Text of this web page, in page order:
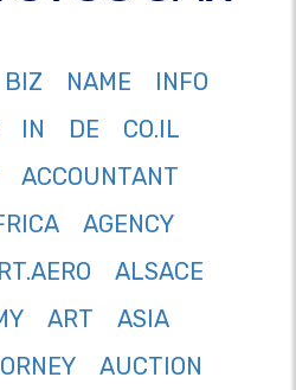
BIZ NAME
INFO
IN DE
CO.IL
ACCOUNTANT
AGENCY
ALSACE
ART
ASIA
AUCTION